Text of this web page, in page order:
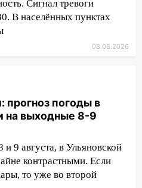
Ульяновской
поступили шесть
ставят остановки
установили ещё
крупногабаритного
покажут
небом
Сигнал тревоги
В населённых пунктах
08.08.2026
погоды в
на выходные 8-9
9 августа, в Ульяновской
контрастными. Если
то уже во второй